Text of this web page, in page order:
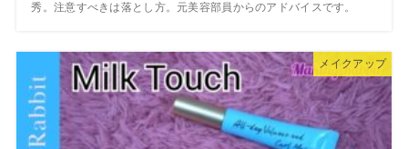
秀。注意すべきは落とし方。元美容部員からのアドバイスです。
メイクアップ